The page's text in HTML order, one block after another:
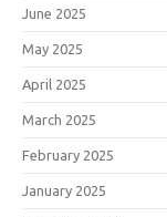
June 2025
May 2025
April 2025
March 2025
February 2025
January 2025